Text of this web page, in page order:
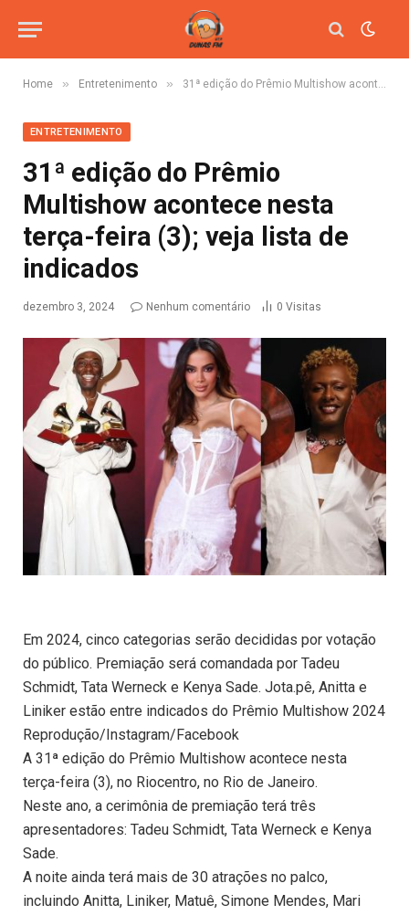
Home » Entretenimento » 31ª edição do Prêmio Multishow acontece nesta terça-feira (3); veja lista de indicados
ENTRETENIMENTO
31ª edição do Prêmio
Multishow acontece nesta
terça-feira (3); veja lista de
indicados
dezembro 3, 2024 Nenhum comentário 0 Visitas
Em 2024, cinco categorias serão decididas por votação
do público. Premiação será comandada por Tadeu
Schmidt, Tata Werneck e Kenya Sade. Jota.pê, Anitta e
Liniker estão entre indicados do Prêmio Multishow 2024
Reprodução/Instagram/Facebook
A 31ª edição do Prêmio Multishow acontece nesta
terça-feira (3), no Riocentro, no Rio de Janeiro.
Neste ano, a cerimônia de premiação terá três
apresentadores: Tadeu Schmidt, Tata Werneck e Kenya
Sade.
A noite ainda terá mais de 30 atrações no palco,
incluindo Anitta, Liniker, Matuê, Simone Mendes, Mari